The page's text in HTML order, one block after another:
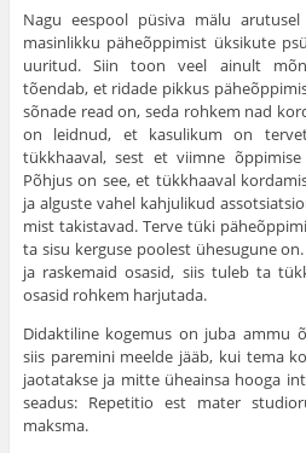
Nagu eespool püsiva mälu
masinlikku päheõppimist üksikute
uuritud. Siin toon veel ainult
tõendab, et ridade pikkus
sõnade read on, seda rohkem nad
on leidnud, et kasulikum on
tükkhaaval, sest et viimne
Põhjus on see, et tükkhaaval
ja alguste vahel kahjulikud
mist takistavad. Terve tüki
ta sisu kerguse poolest ühesugune
ja raskemaid osasid, siis tuleb ta
osasid rohkem harjutada.
Didaktiline kogemus on juba ammu
siis paremini meelde jääb, kui tema
jaotatakse ja mitte üheainsa hooga
seadus: Repetitio est mater
maksma.